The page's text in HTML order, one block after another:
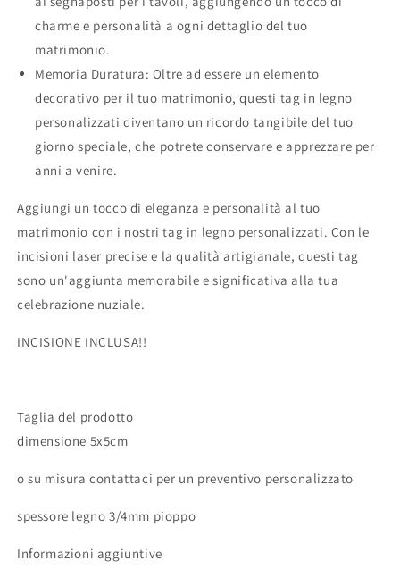
charme e personalità a ogni dettaglio del tuo
matrimonio.
Memoria Duratura: Oltre ad essere un elemento
decorativo per il tuo matrimonio, questi tag in legno
personalizzati diventano un ricordo tangibile del tuo
giorno speciale, che potrete conservare e apprezzare per
anni a venire.
Aggiungi un tocco di eleganza e personalità al tuo
matrimonio con i nostri tag in legno personalizzati. Con le
incisioni laser precise e la qualità artigianale, questi tag
sono un'aggiunta memorabile e significativa alla tua
celebrazione nuziale.
INCISIONE INCLUSA!!
Taglia del prodotto
dimensione 5x5cm
o su misura contattaci per un preventivo personalizzato
spessore legno 3/4mm pioppo
Informazioni aggiuntive